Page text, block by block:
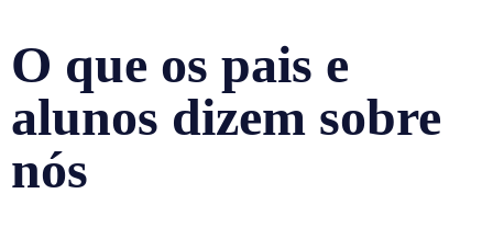
O que os pais e
alunos dizem sobre
nós